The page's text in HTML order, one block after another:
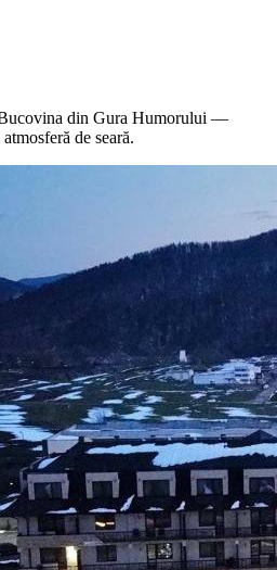
din Gura Humorului —
de seară.